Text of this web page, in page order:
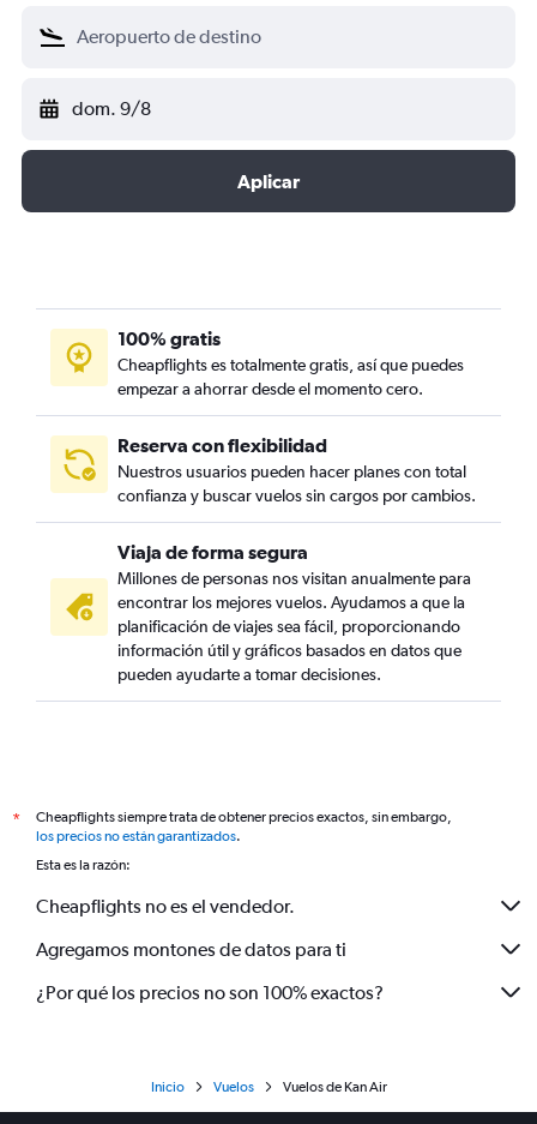
dom. 9/8
Aplicar
100% gratis
Cheapflights es totalmente gratis, así que puedes
empezar a ahorrar desde el momento cero.
Reserva con flexibilidad
Nuestros usuarios pueden hacer planes con total
confianza y buscar vuelos sin cargos por cambios.
Viaja de forma segura
Millones de personas nos visitan anualmente para
encontrar los mejores vuelos. Ayudamos a que la
planificación de viajes sea fácil, proporcionando
información útil y gráficos basados en datos que
pueden ayudarte a tomar decisiones.
*
Cheapflights siempre trata de obtener precios exactos, sin embargo,
los precios no están garantizados.
Esta es la razón:
Cheapflights no es el vendedor.
Agregamos montones de datos para ti
¿Por qué los precios no son 100% exactos?
Inicio Vuelos Vuelos de Kan Air